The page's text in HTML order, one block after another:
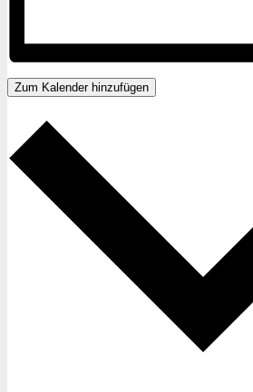
Zum Kalender hinzufügen